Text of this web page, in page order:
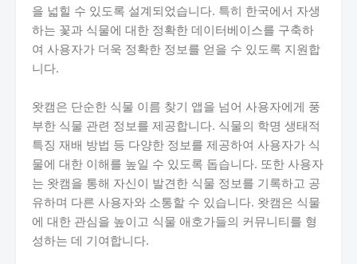
을 넓힐 수 있도록 설계되었습니다. 특히 한국에서 자생
하는 꽃과 식물에 대한 정확한 데이터베이스를 구축하
여 사용자가 더욱 정확한 정보를 얻을 수 있도록 지원합
니다.
왓캠은 단순한 식물 이름 찾기 앱을 넘어 사용자에게 풍
부한 식물 관련 정보를 제공합니다. 식물의 학명 생태적
특징 재배 방법 등 다양한 정보를 제공하여 사용자가 식
물에 대한 이해를 높일 수 있도록 돕습니다. 또한 사용자
는 왓캠을 통해 자신이 발견한 식물 정보를 기록하고 공
유하며 다른 사용자와 소통할 수 있습니다. 왓캠은 식물
에 대한 관심을 높이고 식물 애호가들의 커뮤니티를 형
성하는 데 기여합니다.